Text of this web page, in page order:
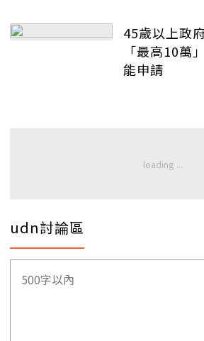
45歲以上政
「最高10萬
能申請
udn討論區